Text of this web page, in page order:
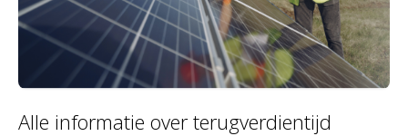
Alle informatie over terugverdientijd